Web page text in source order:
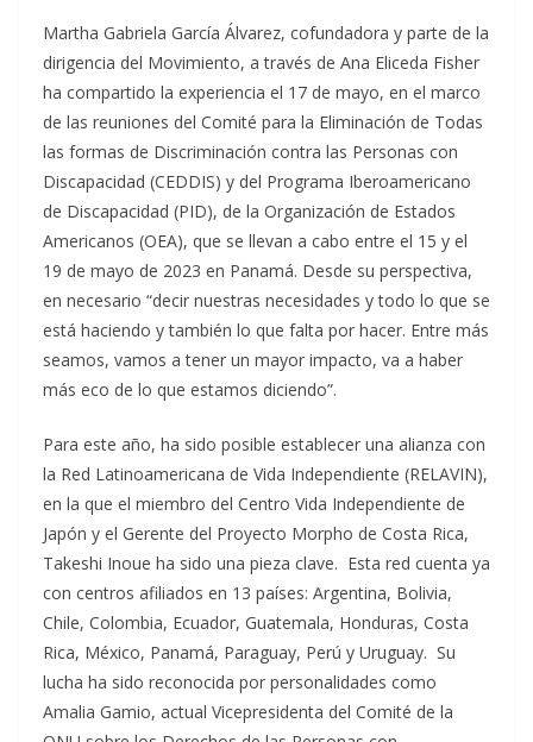
Martha Gabriela García Álvarez, cofundadora y parte de la
dirigencia del Movimiento, a través de Ana Eliceda Fisher
ha compartido la experiencia el 17 de mayo, en el marco
de las reuniones del Comité para la Eliminación de Todas
las formas de Discriminación contra las Personas con
Discapacidad (CEDDIS) y del Programa Iberoamericano
de Discapacidad (PID), de la Organización de Estados
Americanos (OEA), que se llevan a cabo entre el 15 y el
19 de mayo de 2023 en Panamá. Desde su perspectiva,
en necesario “decir nuestras necesidades y todo lo que se
está haciendo y también lo que falta por hacer. Entre más
seamos, vamos a tener un mayor impacto, va a haber
más eco de lo que estamos diciendo”.
Para este año, ha sido posible establecer una alianza con
la Red Latinoamericana de Vida Independiente (RELAVIN),
en la que el miembro del Centro Vida Independiente de
Japón y el Gerente del Proyecto Morpho de Costa Rica,
Takeshi Inoue ha sido una pieza clave. Esta red cuenta ya
con centros afiliados en 13 países: Argentina, Bolivia,
Chile, Colombia, Ecuador, Guatemala, Honduras, Costa
Rica, México, Panamá, Paraguay, Perú y Uruguay. Su
lucha ha sido reconocida por personalidades como
Amalia Gamio, actual Vicepresidenta del Comité de la